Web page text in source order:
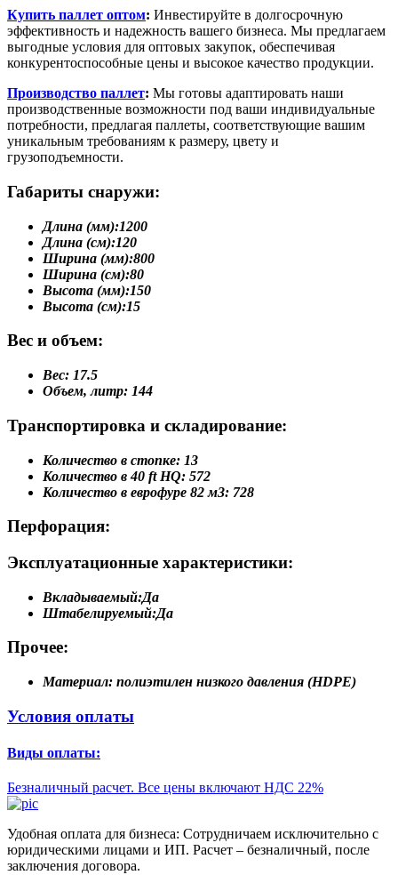
Купить паллет оптом: Инвестируйте в долгосрочную
эффективность и надежность вашего бизнеса. Мы предлагаем
выгодные условия для оптовых закупок, обеспечивая
конкурентоспособные цены и высокое качество продукции.
Производство паллет: Мы готовы адаптировать наши
производственные возможности под ваши индивидуальные
потребности, предлагая паллеты, соответствующие вашим
уникальным требованиям к размеру, цвету и
грузоподъемности.
Габариты снаружи:
Длина (мм):1200
Длина (см):120
Ширина (мм):800
Ширина (см):80
Высота (мм):150
Высота (см):15
Вес и объем:
Вес: 17.5
Объем, литр: 144
Транспортировка и складирование:
Количество в стопке: 13
Количество в 40 ft HQ: 572
Количество в еврофуре 82 м3: 728
Перфорация:
Эксплуатационные характеристики:
Вкладываемый:Да
Штабелируемый:Да
Прочее:
Материал: полиэтилен низкого давления (HDPE)
Условия оплаты
Виды оплаты:
Безналичный расчет. Все цены включают НДС 22%
Удобная оплата для бизнеса: Сотрудничаем исключительно с
юридическими лицами и ИП. Расчет – безналичный, после
заключения договора.